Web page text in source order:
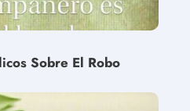
Sobre El Robo